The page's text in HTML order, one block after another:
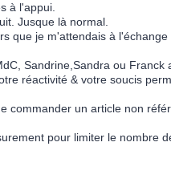
à l'appui.
Jusque là normal.
que je m'attendais à
Sandrine,Sandra ou Franck
réactivité & votre soucis
commander un article non
pour limiter le nombre